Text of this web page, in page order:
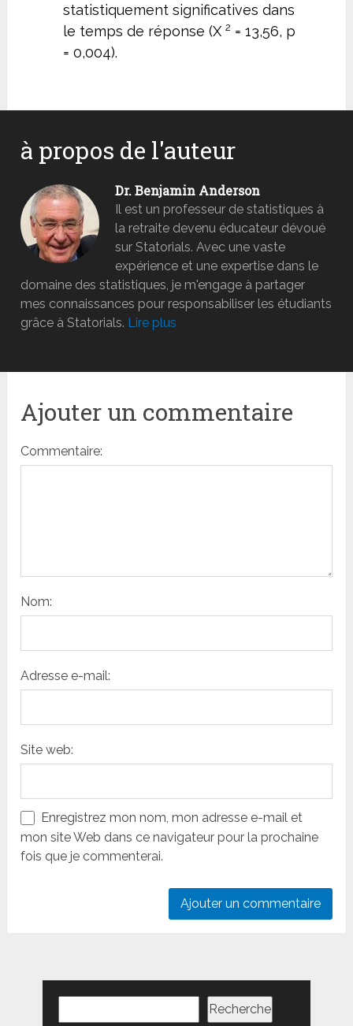
statistiquement significatives dans
le temps de réponse (X2 = 13,56, p
= 0,004).
à propos de l'auteur
Dr. Benjamin Anderson
Il est un professeur de statistiques à
la retraite devenu éducateur dévoué
sur Statorials. Avec une vaste
expérience et une expertise dans le
domaine des statistiques, je m'engage à partager
mes connaissances pour responsabiliser les étudiants
grâce à Statorials. Lire plus
Ajouter un commentaire
Commentaire:
Nom:
Adresse e-mail:
Site web:
Enregistrez mon nom, mon adresse e-mail et
mon site Web dans ce navigateur pour la prochaine
fois que je commenterai.
Recherche